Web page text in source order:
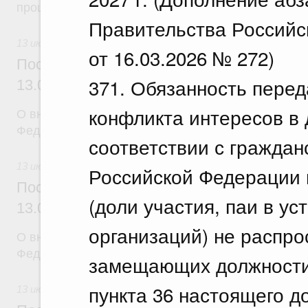
Правительства
от 16.03.2026 № 272)
371. Обязанность
конфликта интересов
соответствии с
Российской
(доли участия, паи в
организаций) не
замещающих
пункта 36 настоящего
Постановление Правительства
13.07.2026 г. № 876
О внесении изменений в постановление
Федерации от 15 апреля 2014 г. № 317
Постановление Правительства
13.07.2026 г. № 883
О внесении изменений в постановление